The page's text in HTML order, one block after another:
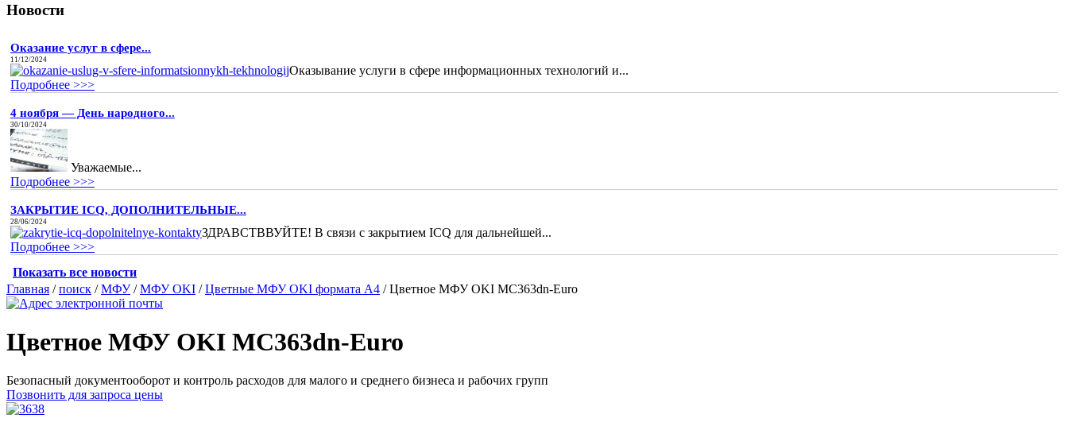
Новости
Оказание услуг в сфере...
11/12/2024
Оказывание услуги в сфере информационных технологий и...
Подробнее >>>
4 ноября — День народного...
30/10/2024
Уважаемые...
Подробнее >>>
ЗАКРЫТИЕ ICQ, ДОПОЛНИТЕЛЬНЫЕ...
28/06/2024
ЗДРАВСТВВУЙТЕ! В связи с закрытием ICQ для дальнейшей...
Подробнее >>>
Показать все новости
Главная /поиск /МФУ/МФУ OKI /Цветные МФУ OKI формата А4 /Цветное МФУ OKI MC363dn-Euro
Цветное МФУ OKI MC363dn-Euro
Безопасный документооборот и контроль расходов для малого и среднего бизнеса и рабочих групп
Позвонить для запроса цены